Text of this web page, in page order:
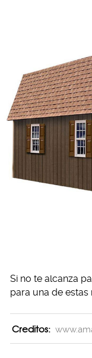
Si no te alcanza
para una de
Creditos: